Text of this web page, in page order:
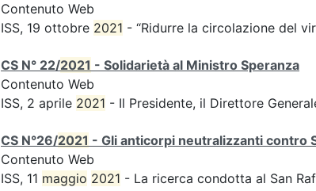
Contenuto Web
ISS, 19 ottobre 2021 - “Ridurre la circolazione del
CS N° 22/2021 - Solidarietà al Ministro Speranza
Contenuto Web
ISS, 2 aprile 2021 - Il Presidente, il Direttore
CS N°26/2021 - Gli anticorpi neutralizzanti contro
Contenuto Web
ISS, 11 maggio 2021 - La ricerca condotta al San